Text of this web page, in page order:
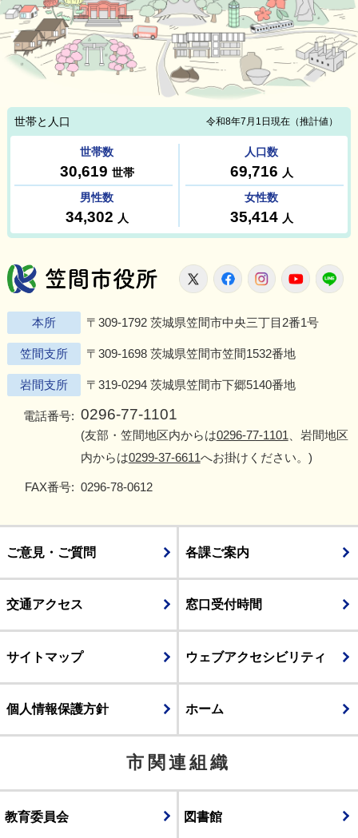
笠間市役所
X FacebookInstagram
本所 〒309-1792 茨城県笠間市中央三丁目2番1号
笠間支所 〒309-1698 茨城県笠間市笠間1532番地
岩間支所 〒319-0294 茨城県笠間市下郷5140番地
電話番号: 0296-77-1101
(友部・笠間地区内からは0296-77-1101 、岩間地区
内からは0299-37-6611へお掛けください。)
FAX番号: 0296-78-0612
ご意見・ご質問 各課ご案内
交通アクセス 窓口受付時間
サイトマップ ウェブアクセシビリティ
個人情報保護方針 ホーム
市関連組織
教育委員会 図書館